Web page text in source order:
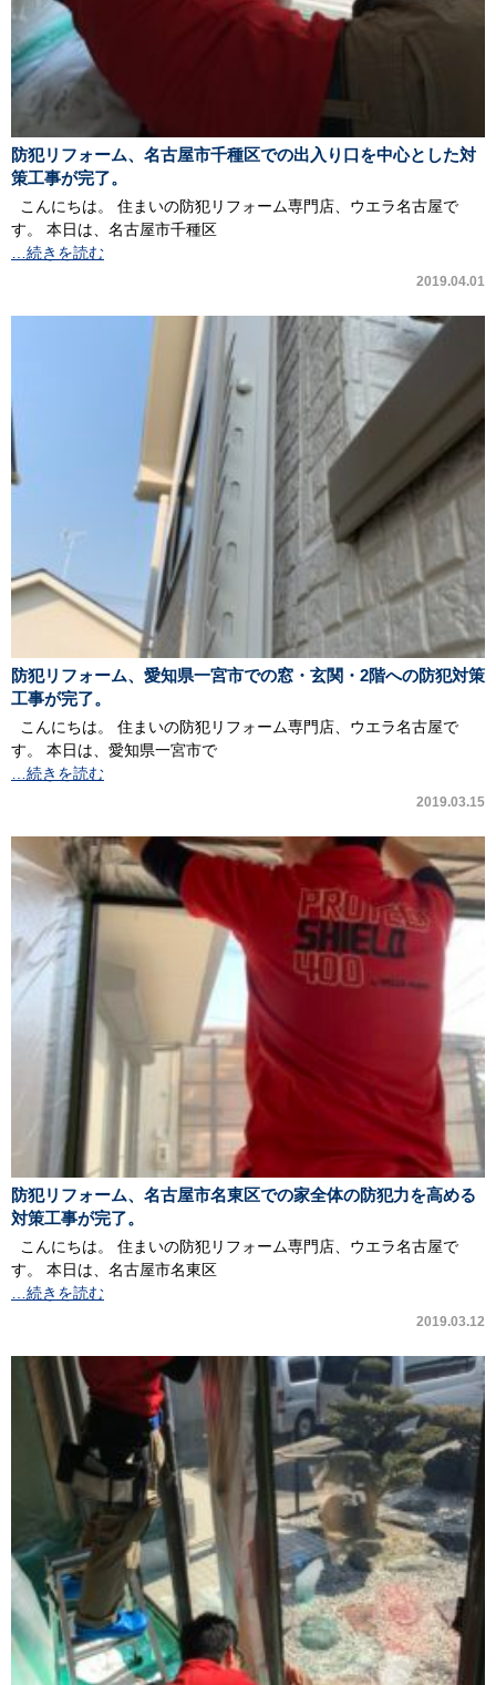
防犯リフォーム、名古屋市千種区での出入り口を中心とした対
策工事が完了。
こんにちは。 住まいの防犯リフォーム専門店、ウエラ名古屋で
す。 本日は、名古屋市千種区
…続きを読む
2019.04.01
防犯リフォーム、愛知県一宮市での窓・玄関・2階への防犯対策
工事が完了。
こんにちは。 住まいの防犯リフォーム専門店、ウエラ名古屋で
す。 本日は、愛知県一宮市で
…続きを読む
2019.03.15
防犯リフォーム、名古屋市名東区での家全体の防犯力を高める
対策工事が完了。
こんにちは。 住まいの防犯リフォーム専門店、ウエラ名古屋で
す。 本日は、名古屋市名東区
…続きを読む
2019.03.12